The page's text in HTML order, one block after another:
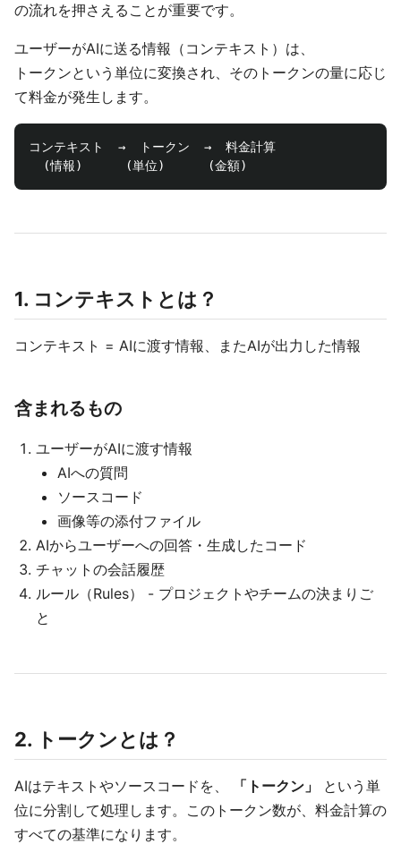
の流れを押さえることが重要です。
ユーザーがAIに送る情報（コンテキスト）は、
トークンという単位に変換され、そのトークンの量に応じ
て料金が発生します。
コンテキスト  →  トークン  →  料金計算
1. コンテキストとは？
コンテキスト = AIに渡す情報、またAIが出力した情報
含まれるもの
ユーザーがAIに渡す情報
AIへの質問
ソースコード
画像等の添付ファイル
AIからユーザーへの回答・生成したコード
チャットの会話履歴
ルール（Rules） - プロジェクトやチームの決まりご
と
2. トークンとは？
AIはテキストやソースコードを、 「トークン」
という単
位に分割して処理します。このトークン数が、料金計算の
すべての基準になります。